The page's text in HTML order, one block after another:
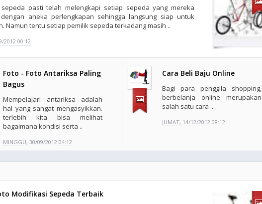
pasti telah melengkapi setiap sepeda yang mereka
aneka perlengkapan sehingga langsung siap untuk
Namun tentu setiap pemilik sepeda terkadang masih ..
2012 00:12
Foto - Foto Antariksa Paling
Bagus
Mempelajari antariksa adalah
hal yang sangat mengasyikkan.
terlebih kita bisa melihat
bagaimana kondisi serta ..
MINGGU, 30/09/2012 04:12
Cara Beli Baju Online
Bagi para penggila shopping,
berbelanja online merupakan
salah satu cara ..
JUMAT, 14/12/2012 08:12
Modifikasi Sepeda Terbaik